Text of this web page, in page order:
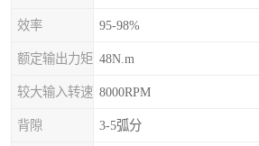
效率 95-98%
额定输出力矩 48N.m
较大输入转速 8000RPM
背隙 3-5弧分